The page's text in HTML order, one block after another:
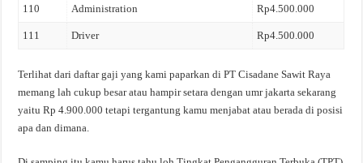
110 Administration Rp4.500.000
111 Driver Rp4.500.000
Terlihat dari daftar gaji yang kami paparkan di PT Cisadane Sawit Raya
memang lah cukup besar atau hampir setara dengan umr jakarta sekarang
yaitu Rp 4.900.000 tetapi tergantung kamu menjabat atau berada di posisi
apa dan dimana.